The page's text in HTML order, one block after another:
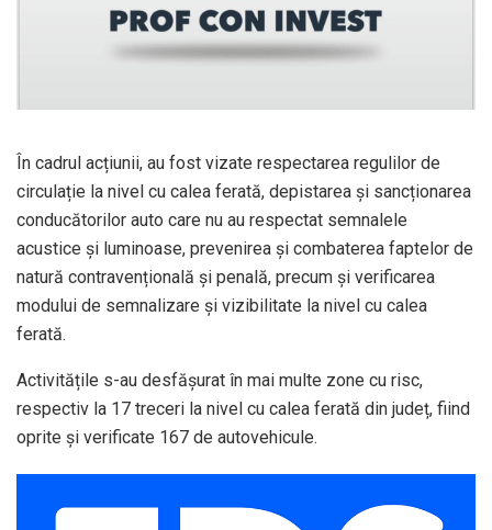
În cadrul acțiunii, au fost vizate respectarea regulilor de
circulație la nivel cu calea ferată, depistarea și sancționarea
conducătorilor auto care nu au respectat semnalele
acustice și luminoase, prevenirea și combaterea faptelor de
natură contravențională și penală, precum și verificarea
modului de semnalizare și vizibilitate la nivel cu calea
ferată.
Activitățile s-au desfășurat în mai multe zone cu risc,
respectiv la 17 treceri la nivel cu calea ferată din județ, fiind
oprite și verificate 167 de autovehicule.